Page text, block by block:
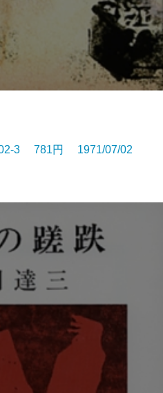
3 781円 1971/07/02